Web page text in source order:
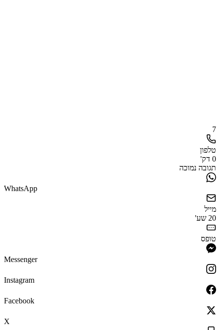
7
טלפון
0 דק'
תגובה נמוכה
WhatsApp
מייל
20 שע'
טופס
Messenger
Instagram
Facebook
X